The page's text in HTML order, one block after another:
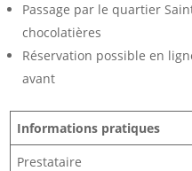
Passage par le quartier
chocolatières
Réservation possible en
avant
Informations pratiques
Prestataire